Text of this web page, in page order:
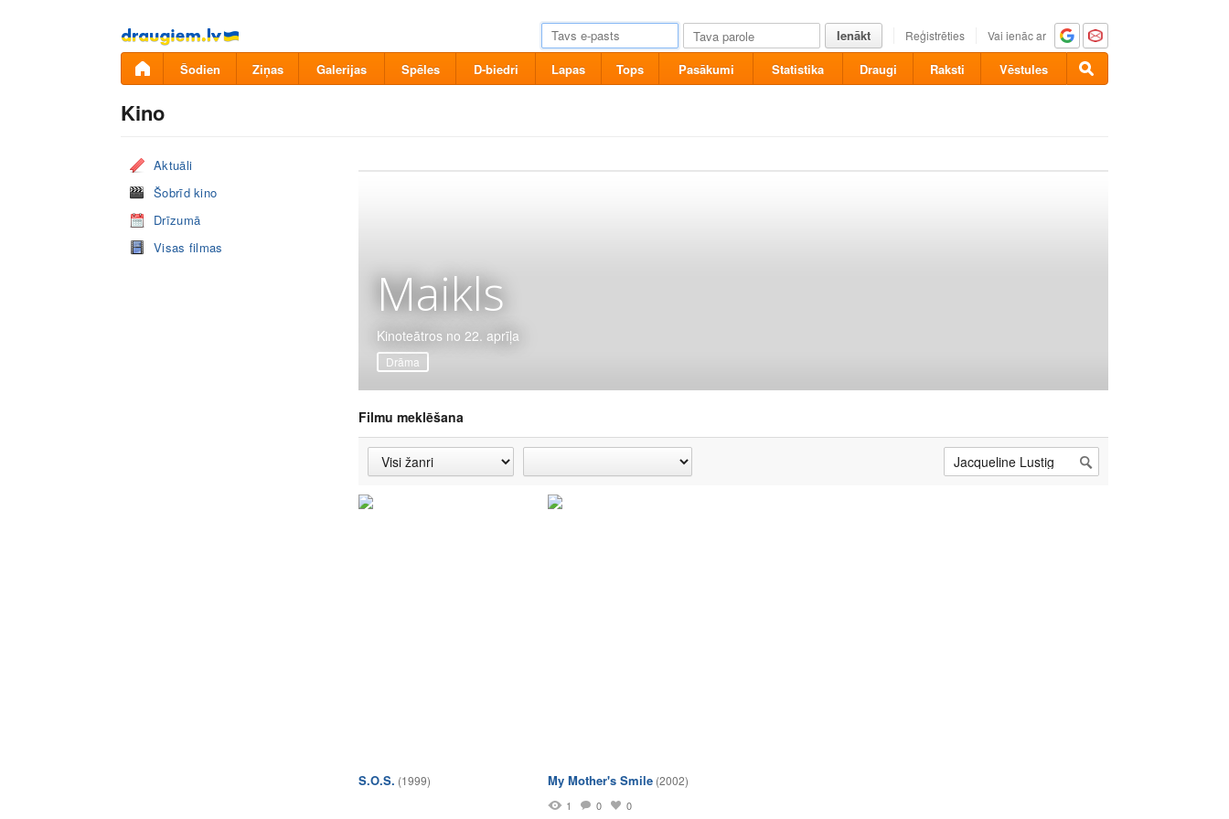
Pāriet
uz
saturu
Ienākt Reģistrēties Vai ienāc ar
Šodien Ziņas Galerijas Spēles D-biedri Lapas Tops Pasākumi Statistika Draugi Raksti Vēstules
Kino
Aktuāli
Šobrīd kino
Drīzumā
Visas filmas
Maikls
Kinoteātros no 22. aprīļa
Drāma
Filmu meklēšana
S.O.S. (1999) My Mother's Smile (2002)
1 0 0